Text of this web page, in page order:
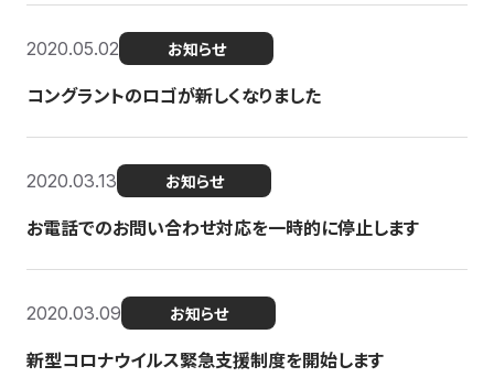
2020.05.02 お知らせ
コングラントのロゴが新しくなりました
2020.03.13 お知らせ
お電話でのお問い合わせ対応を一時的に停止します
2020.03.09 お知らせ
新型コロナウイルス緊急支援制度を開始します